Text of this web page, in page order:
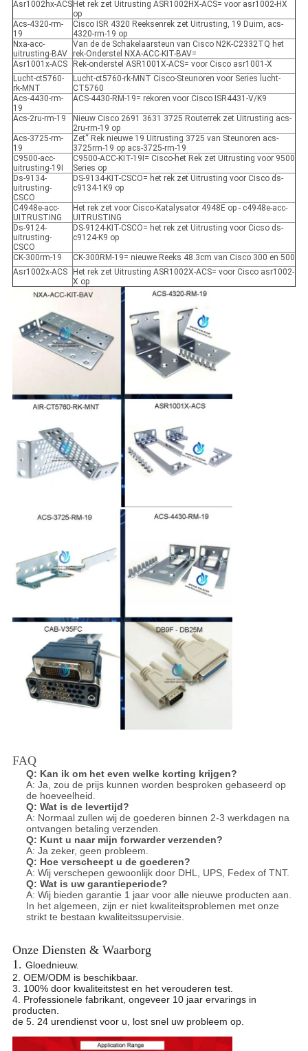
Asr1002hx-ACS Het rek zet Uitrusting ASR1002HX-ACS= voor asr1002-HX
op
Acs-4320-rm-
19
Cisco ISR 4320 Reeksenrek zet Uitrusting, 19 Duim, acs-
4320-rm-19 op
Nxa-acc-
uitrusting-BAV
Van de de Schakelaarsteun van Cisco N2K-C2332TQ het
rek-Onderstel NXA-ACC-KIT-BAV=
Asr1001x-ACS
Rek-onderstel ASR1001X-ACS= voor Cisco asr1001-X
Lucht-ct5760-
rk-MNT
Lucht-ct5760-rk-MNT Cisco-Steunoren voor Series lucht-
CT5760
Acs-4430-rm-
19
ACS-4430-RM-19= rekoren voor Cisco ISR4431-V/K9
Acs-2ru-rm-19
Nieuw Cisco 2691 3631 3725 Routerrek zet Uitrusting acs-
2ru-rm-19 op
Acs-3725-rm-
19
Zet“ Rek nieuwe 19 Uitrusting 3725 van Steunoren acs-
3725rm-19 op acs-3725-rm-19
C9500-acc-
uitrusting-19I
C9500-ACC-KIT-19I= Cisco-het Rek zet Uitrusting voor 9500
Series op
Ds-9134-
uitrusting-
CSCO
DS-9134-KIT-CSCO= het rek zet Uitrusting voor Cisco ds-
c9134-1K9 op
C4948e-acc-
UITRUSTING
Het rek zet voor Cisco-Katalysator 4948E op - c4948e-acc-
UITRUSTING
Ds-9124-
uitrusting-
CSCO
DS-9124-KIT-CSCO= het rek zet Uitrusting voor Cicso ds-
c9124-K9 op
CK-300rm-19
CK-300RM-19= nieuwe Reeks 48.3cm van Cisco 300 en 500
Asr1002x-ACS
Het rek zet Uitrusting ASR1002X-ACS= voor Cisco asr1002-
X op
FAQ
Q: Kan ik om het even welke korting krijgen?
A: Ja, zou de prijs kunnen worden besproken gebaseerd op
de hoeveelheid.
Q: Wat is de levertijd?
A: Normaal zullen wij de goederen binnen 2-3 werkdagen na
ontvangen betaling verzenden.
Q: Kunt u naar mijn forwarder verzenden?
A: Ja zeker, geen probleem.
Q: Hoe verscheept u de goederen?
A: Wij verschepen gewoonlijk door DHL, UPS, Fedex of TNT.
Q: Wat is uw garantieperiode?
A: Wij bieden garantie 1 jaar voor alle nieuwe producten aan.
In het algemeen, zijn er niet kwaliteitsproblemen met onze
strikt te bestaan kwaliteitssupervisie.
Onze Diensten & Waarborg
1. Gloednieuw.
2. OEM/ODM is beschikbaar.
3. 100% door kwaliteitstest en het verouderen test.
4. Professionele fabrikant, ongeveer 10 jaar ervarings in
producten.
de 5. 24 urendienst voor u, lost snel uw probleem op.